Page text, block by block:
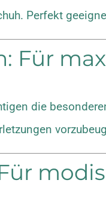
Perfekt
Für
die